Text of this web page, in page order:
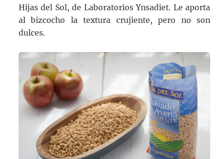
Hijas del Sol, de Laboratorios Ynsadiet. Le aporta
al bizcocho la textura crujiente, pero no son
dulces.